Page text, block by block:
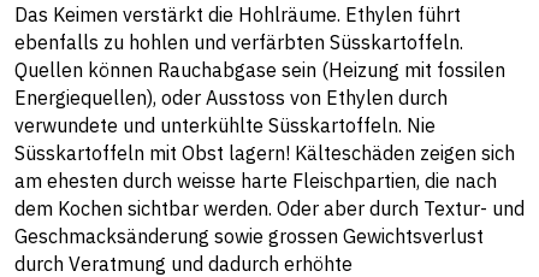
Das Keimen verstärkt die Hohlräume. Ethylen führt
ebenfalls zu hohlen und verfärbten Süsskartoffeln.
Quellen können Rauchabgase sein (Heizung mit fossilen
Energiequellen), oder Ausstoss von Ethylen durch
verwundete und unterkühlte Süsskartoffeln. Nie
Süsskartoffeln mit Obst lagern! Kälteschäden zeigen sich
am ehesten durch weisse harte Fleischpartien, die nach
dem Kochen sichtbar werden. Oder aber durch Textur- und
Geschmacksänderung sowie grossen Gewichtsverlust
durch Veratmung und dadurch erhöhte